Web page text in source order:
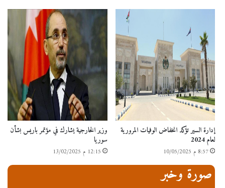
إدارة السير تؤكد انخفاض الوفيات المرورية
لعام 2024
8:57 م 10/05/2025
وزير الخارجية يشارك في مؤتمر باريس بشأن
سوريا
12:15 م 13/02/2025
صورة وخبر